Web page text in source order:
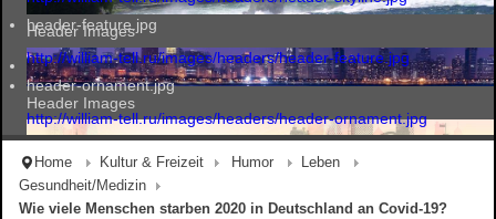
Header Images
Header Images
header-feature.jpg
http://william-tell.ru/images/headers/header-feature.jpg
header-ornament.jpg
http://william-tell.ru/images/headers/header-ornament.jpg
Home Kultur & Freizeit Humor
Leben
Gesundheit/Medizin
Wie viele Menschen starben 2020 in Deutschland an Covid-19?